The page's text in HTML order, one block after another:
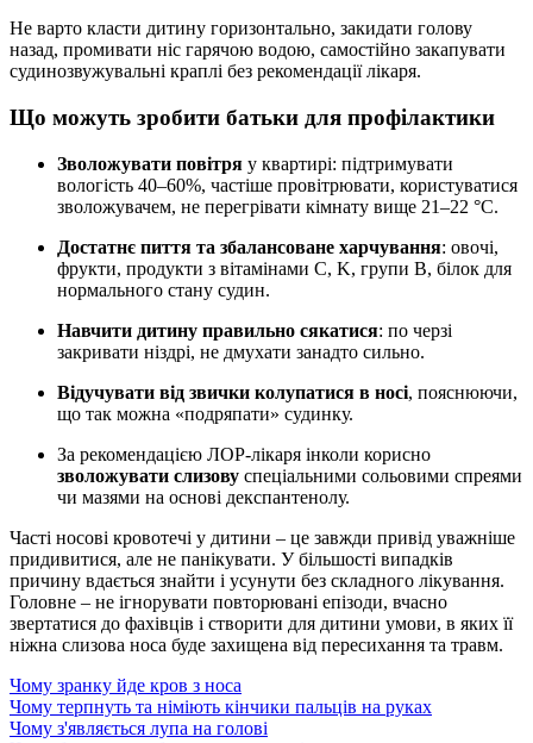
Не варто класти дитину горизонтально, закидати голову
назад, промивати ніс гарячою водою, самостійно закапувати
судинозвужувальні краплі без рекомендації лікаря.
Що можуть зробити батьки для профілактики
Зволожувати повітря у квартирі: підтримувати
вологість 40–60%, частіше провітрювати, користуватися
зволожувачем, не перегрівати кімнату вище 21–22 °C.
Достатнє пиття та збалансоване харчування: овочі,
фрукти, продукти з вітамінами C, K, групи B, білок для
нормального стану судин.
Навчити дитину правильно сякатися: по черзі
закривати ніздрі, не дмухати занадто сильно.
Відучувати від звички колупатися в носі, пояснюючи,
що так можна «подряпати» судинку.
За рекомендацією ЛОР-лікаря інколи корисно
зволожувати слизову спеціальними сольовими спреями
чи мазями на основі декспантенолу.
Часті носові кровотечі у дитини – це завжди привід уважніше
придивитися, але не панікувати. У більшості випадків
причину вдається знайти і усунути без складного лікування.
Головне – не ігнорувати повторювані епізоди, вчасно
звертатися до фахівців і створити для дитини умови, в яких її
ніжна слизова носа буде захищена від пересихання та травм.
Чому зранку йде кров з носа
Чому терпнуть та німіють кінчики пальців на руках
Чому з'являється лупа на голові